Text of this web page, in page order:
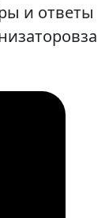
и ответы